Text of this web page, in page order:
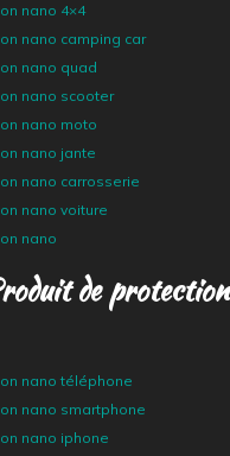
nano 4×4
nano camping car
nano quad
nano scooter
nano moto
nano jante
nano carrosserie
nano voiture
nano
de protection
nano téléphone
nano smartphone
nano iphone